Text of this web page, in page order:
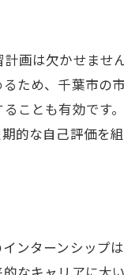
画は欠かせま
ため、千葉市の
ことも有効です
的な自己評価を
ンターンシップ